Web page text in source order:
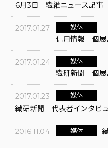
6月3日 繊維ニュース記事
2017.01.27 媒体
信用情報 個展
2017.01.24 媒体
繊研新聞 個展
2017.01.23 媒体
繊研新聞 代表者インタビ
2016.11.04 媒体